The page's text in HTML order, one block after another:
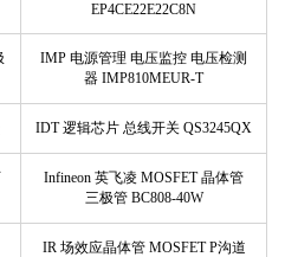
EP4CE22E22C8N
IMP 电源管理 电压监控 电压检测
器 IMP810MEUR-T
IDT 逻辑芯片 总线开关 QS3245QX
Infineon 英飞凌 MOSFET 晶体管
三极管 BC808-40W
IR 场效应晶体管 MOSFET P沟道